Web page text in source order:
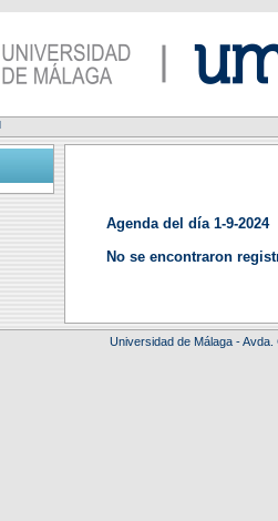
Agenda del día 1-9-2024
No se encontraron
Universidad de Málaga -